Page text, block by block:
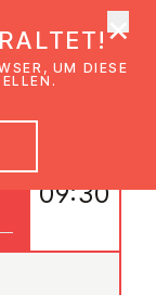
09:30
UM DIESE
×